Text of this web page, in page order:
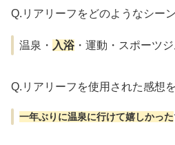
Q.リアリーフをどのようなシー
温泉・ 入浴 ・運動・スポーツジ
Q.リアリーフを使用された感想
一年ぶりに温泉に行けて嬉しかった